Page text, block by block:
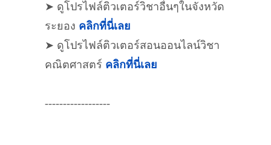
➤ ดูโปรไฟล์ติวเตอร์วิชาอื่นๆในจังหวัด
ระยอง คลิกที่นี่เลย
➤ ดูโปรไฟล์ติวเตอร์สอนออนไลน์วิชา
คณิตศาสตร์ คลิกที่นี่เลย
------------------